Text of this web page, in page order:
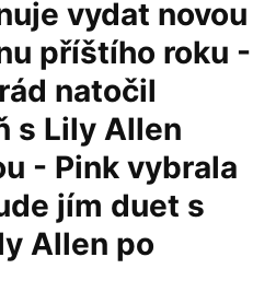
vydat novou
příštího roku -
natočil
s Lily Allen
- Pink vybrala
jím duet s
Allen po